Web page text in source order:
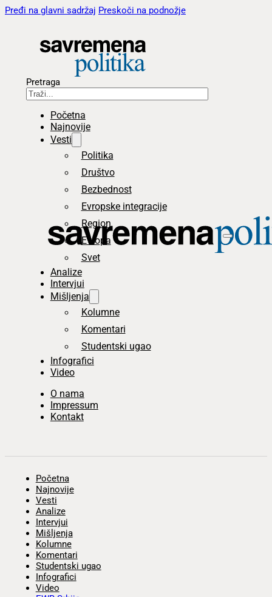
Pređi na glavni sadržaj Preskoči na podnožje
Pretraga
Početna
Najnovije
Vesti
Politika
Društvo
Bezbednost
Evropske integracije
Region
Evropa
Svet
Analize
Intervjui
Mišljenja
Kolumne
Komentari
Studentski ugao
Infografici
Video
O nama
Impressum
Kontakt
Početna
Najnovije
Vesti
Analize
Intervjui
Mišljenja
Kolumne
Komentari
Studentski ugao
Infografici
Video